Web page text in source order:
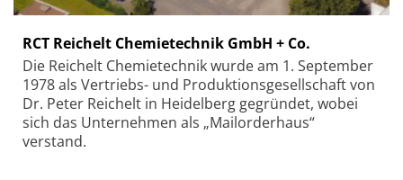
RCT Reichelt Chemietechnik GmbH + Co.
Die Reichelt Chemietechnik wurde am 1. September
1978 als Vertriebs- und Produktionsgesellschaft von
Dr. Peter Reichelt in Heidelberg gegründet, wobei
sich das Unternehmen als „Mailorderhaus“
verstand.